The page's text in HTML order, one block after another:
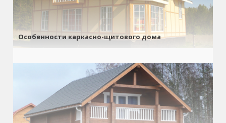
Особенности каркасно-щитового дома